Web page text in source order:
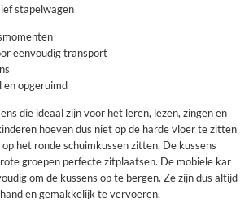
stapelwagen
eenvoudig transport
en opgeruimd
die ideaal zijn voor het leren, lezen, zingen en
hoeven dus niet op de harde vloer te zitten
het ronde schuimkussen zitten. De kussens
groepen perfecte zitplaatsen. De mobiele kar
om de kussens op te bergen. Ze zijn dus altijd
en gemakkelijk te vervoeren.